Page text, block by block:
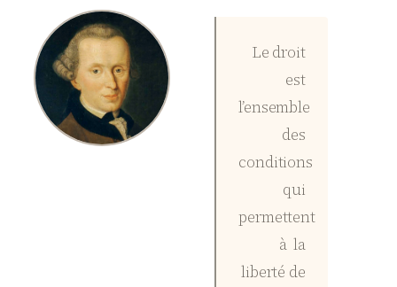
Le droit
est
l’ensemble
des
conditions
qui
permettent
à la
liberté de